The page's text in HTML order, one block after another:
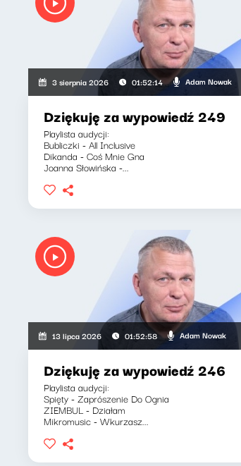
3 sierpnia 2026 01:52:14 Adam Nowak
Dziękuję za wypowiedź 249
Playlista audycji:
Bubliczki - All Inclusive
Dikanda - Coś Mnie Gna
Joanna Słowińska -...
13 lipca 2026 01:52:58 Adam Nowak
Dziękuję za wypowiedź 246
Playlista audycji:
Spięty - Zaprószenie Do Ognia
ZIEMBUL - Działam
Mikromusic - Wkurzasz...